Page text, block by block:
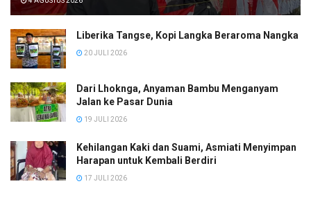
Liberika Tangse, Kopi Langka Beraroma Nangka
20 JULI 2026
Dari Lhoknga, Anyaman Bambu Menganyam
Jalan ke Pasar Dunia
19 JULI 2026
Kehilangan Kaki dan Suami, Asmiati Menyimpan
Harapan untuk Kembali Berdiri
17 JULI 2026